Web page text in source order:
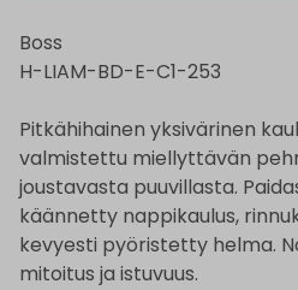
Boss
H-LIAM-BD-E-C1-253
Pitkähihainen yksivärinen
valmistettu miellyttävän
joustavasta puuvillasta.
käännetty nappikaulus,
kevyesti pyöristetty helma.
mitoitus ja istuvuus.